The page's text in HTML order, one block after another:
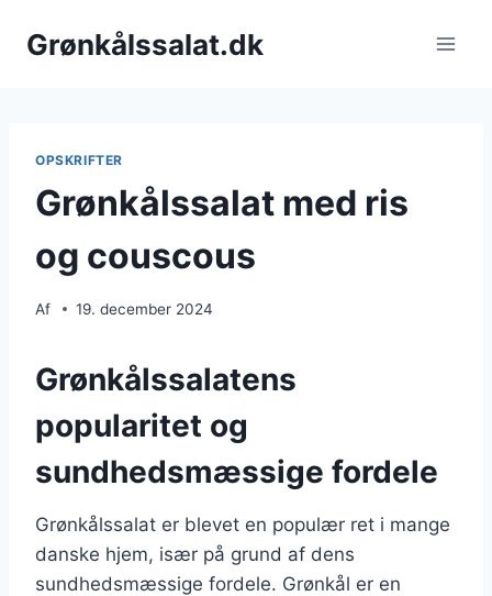
Grønkålssalat.dk
OPSKRIFTER
Grønkålssalat med ris
og couscous
Af 19. december 2024
Grønkålssalatens
popularitet og
sundhedsmæssige fordele
Grønkålssalat er blevet en populær ret i mange
danske hjem, især på grund af dens
sundhedsmæssige fordele. Grønkål er en